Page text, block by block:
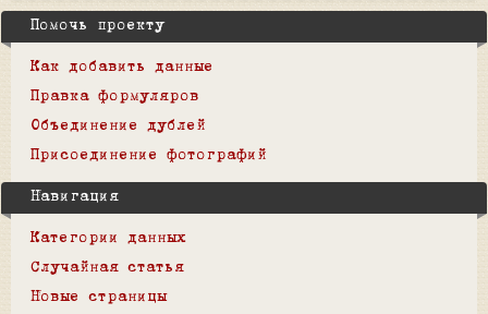
Помочь проекту
Как добавить данные
Правка формуляров
Объединение дублей
Присоединение фотографий
Навигация
Категории данных
Случайная статья
Новые страницы